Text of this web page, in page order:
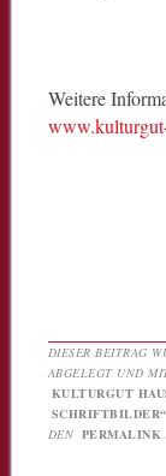
Weitere
DIESER BEITRAG
ABGELEGT UND
KULTURGUT
SCHRIFTBILDER“
DEN PERMALINK .